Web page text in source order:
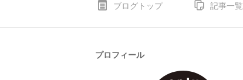
ブログトップ 記事一覧
プロフィール